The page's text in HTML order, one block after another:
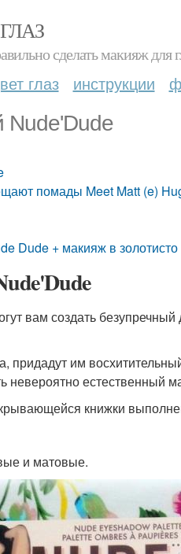
сделать макияж для
глаз инструкции
Nude'Dude
помады Meet Matt (e)
Dude + макияж в золотисто
вам создать
придадут им
невероятно естественный
книжки
и матовые.